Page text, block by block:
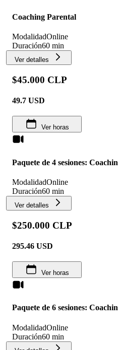
Coaching Parental
ModalidadOnline
Duración60 min
Ver detalles
$45.000 CLP
49.7 USD
Ver horas
Paquete de 4 sesiones:
ModalidadOnline
Duración60 min
Ver detalles
$250.000 CLP
295.46 USD
Ver horas
Paquete de 6 sesiones:
ModalidadOnline
Duración60 min